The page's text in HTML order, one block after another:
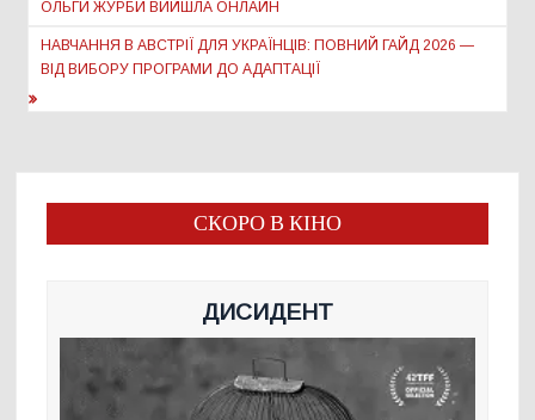
ОЛЬГИ ЖУРБИ ВИЙШЛА ОНЛАЙН
НАВЧАННЯ В АВСТРІЇ ДЛЯ УКРАЇНЦІВ: ПОВНИЙ ГАЙД 2026 —
ВІД ВИБОРУ ПРОГРАМИ ДО АДАПТАЦІЇ
СКОРО В КІНО
ДИСИДЕНТ